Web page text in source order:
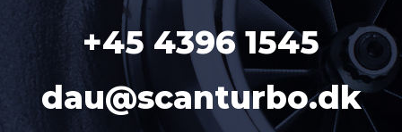
+45 4396 1545
dau@scanturbo.dk